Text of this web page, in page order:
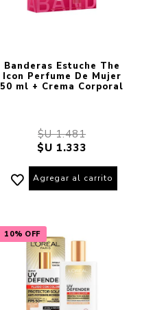
Banderas Estuche The
Icon Perfume De Mujer
50 ml + Crema Corporal
$U 1.481
$U 1.333
Agregar al carrito
10% OFF